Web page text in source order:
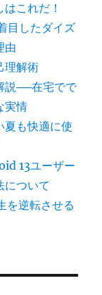
これだ！
目したダイズ
由
理解術
説──在宅でで
実情
夏も快適に使
13ユーザー
について
を逆転させる